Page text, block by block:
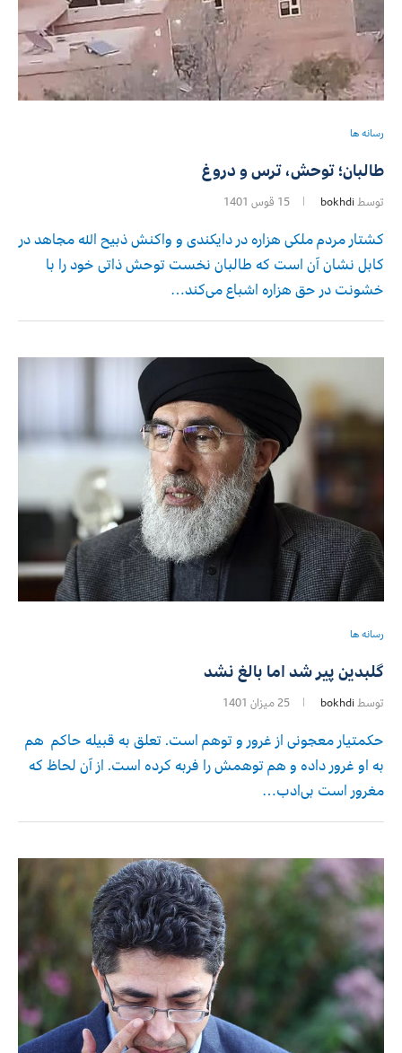
رسانه ها
طالبان؛ توحش، ترس و دروغ
توسط bokhdi 15 قوس 1401
کشتار مردم ملکی هزاره در دایکندی و واکنش ذبیح الله مجاهد در
کابل نشان آن است که طالبان نخست توحش ذاتی خود را با
خشونت در حق هزاره اشباع می‌کند…
رسانه ها
گلبدین پیر شد اما بالغ نشد
توسط bokhdi 25 میزان 1401
حکمتیار معجونی از غرور و توهم است. تعلق به قبیله حاکم هم
به او غرور داده و هم توهمش را فربه کرده است. از آن لحاظ که
مغرور است بی‌ادب…